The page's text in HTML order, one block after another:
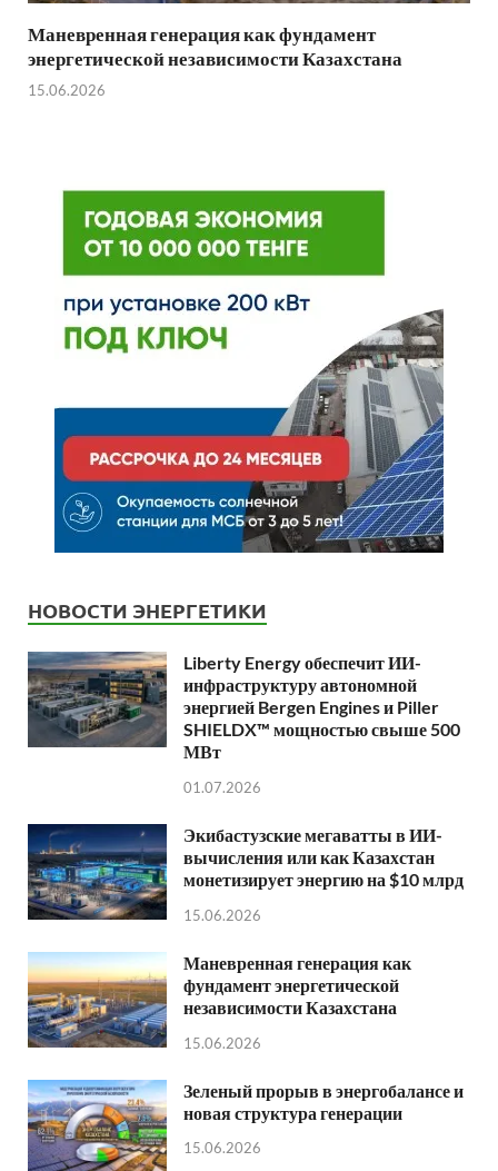
Маневренная генерация как фундамент
энергетической независимости Казахстана
15.06.2026
НОВОСТИ ЭНЕРГЕТИКИ
Liberty Energy обеспечит ИИ-
инфраструктуру автономной
энергией Bergen Engines и Piller
SHIELDX™ мощностью свыше 500
МВт
01.07.2026
Экибастузские мегаватты в ИИ-
вычисления или как Казахстан
монетизирует энергию на $10 млрд
15.06.2026
Маневренная генерация как
фундамент энергетической
независимости Казахстана
15.06.2026
Зеленый прорыв в энергобалансе и
новая структура генерации
15.06.2026